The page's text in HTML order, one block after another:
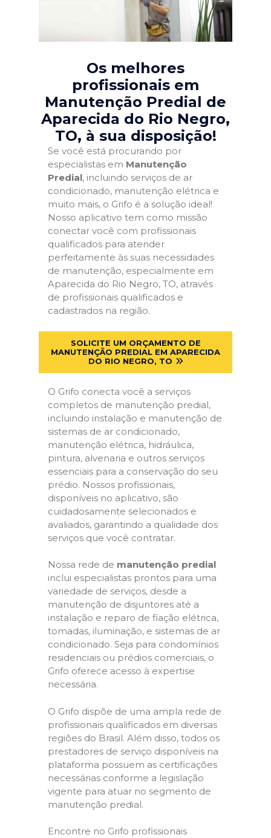
Os melhores
profissionais em
Manutenção Predial de
Aparecida do Rio Negro,
TO, à sua disposição!
Se você está procurando por
especialistas em Manutenção
Predial, incluindo serviços de ar
condicionado, manutenção elétrica e
muito mais, o Grifo é a solução ideal!
Nosso aplicativo tem como missão
conectar você com profissionais
qualificados para atender
perfeitamente às suas necessidades
de manutenção, especialmente em
Aparecida do Rio Negro, TO, através
de profissionais qualificados e
cadastrados na região.
SOLICITE UM ORÇAMENTO DE
MANUTENÇÃO PREDIAL EM APARECIDA
DO RIO NEGRO, TO
O Grifo conecta você a serviços
completos de manutenção predial,
incluindo instalação e manutenção de
sistemas de ar condicionado,
manutenção elétrica, hidráulica,
pintura, alvenaria e outros serviços
essenciais para a conservação do seu
prédio. Nossos profissionais,
disponíveis no aplicativo, são
cuidadosamente selecionados e
avaliados, garantindo a qualidade dos
serviços que você contratar.
Nossa rede de manutenção predial
inclui especialistas prontos para uma
variedade de serviços, desde a
manutenção de disjuntores até a
instalação e reparo de fiação elétrica,
tomadas, iluminação, e sistemas de ar
condicionado. Seja para condomínios
residenciais ou prédios comerciais, o
Grifo oferece acesso à expertise
necessária.
O Grifo dispõe de uma ampla rede de
profissionais qualificados em diversas
regiões do Brasil. Além disso, todos os
prestadores de serviço disponíveis na
plataforma possuem as certificações
necessárias conforme a legislação
vigente para atuar no segmento de
manutenção predial.
Encontre no Grifo profissionais